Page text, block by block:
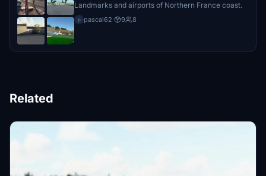
Landmarks and airports of Northern France coast.
p pascal62· 9 8
Related